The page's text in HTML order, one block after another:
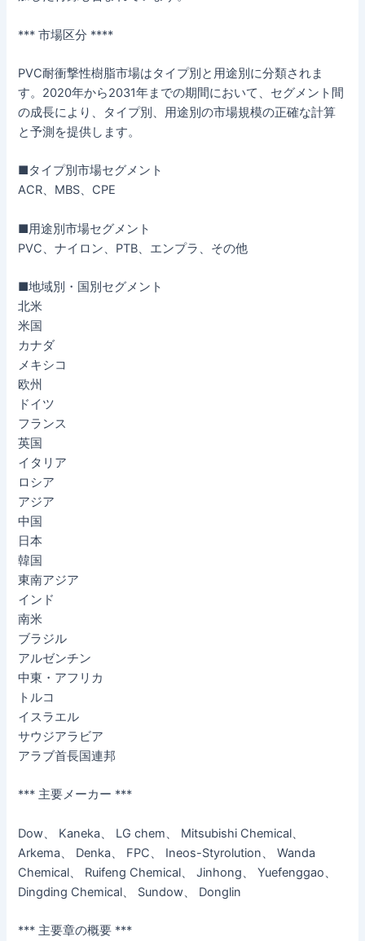
*** 市場区分 ****
PVC耐衝撃性樹脂市場はタイプ別と用途別に分類されま
す。2020年から2031年までの期間において、セグメント間
の成長により、タイプ別、用途別の市場規模の正確な計算
と予測を提供します。
■タイプ別市場セグメント
ACR、MBS、CPE
■用途別市場セグメント
PVC、ナイロン、PTB、エンプラ、その他
■地域別・国別セグメント
北米
米国
カナダ
メキシコ
欧州
ドイツ
フランス
英国
イタリア
ロシア
アジア
中国
日本
韓国
東南アジア
インド
南米
ブラジル
アルゼンチン
中東・アフリカ
トルコ
イスラエル
サウジアラビア
アラブ首長国連邦
*** 主要メーカー ***
Dow、 Kaneka、 LG chem、 Mitsubishi Chemical、
Arkema、 Denka、 FPC、 Ineos-Styrolution、 Wanda
Chemical、 Ruifeng Chemical、 Jinhong、 Yuefenggao、
Dingding Chemical、 Sundow、 Donglin
*** 主要章の概要 ***